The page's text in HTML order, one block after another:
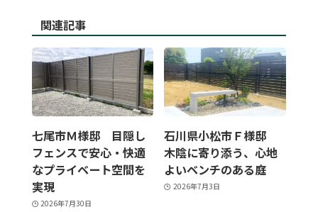
関連記事
七尾市Ｍ様邸 目隠し
フェンスで安心・快適
なプライベート空間を
実現
2026年7月30日
石川県小松市Ｆ様邸
木陰に寄り添う、心地
よいベンチのある庭
2026年7月3日